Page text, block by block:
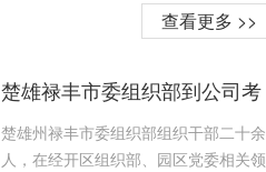
查看更多 >>
楚雄禄丰市委组织部到公司考
察学习
楚雄州禄丰市委组织部组织干部二十余
人，在经开区组织部、园区党委相关领